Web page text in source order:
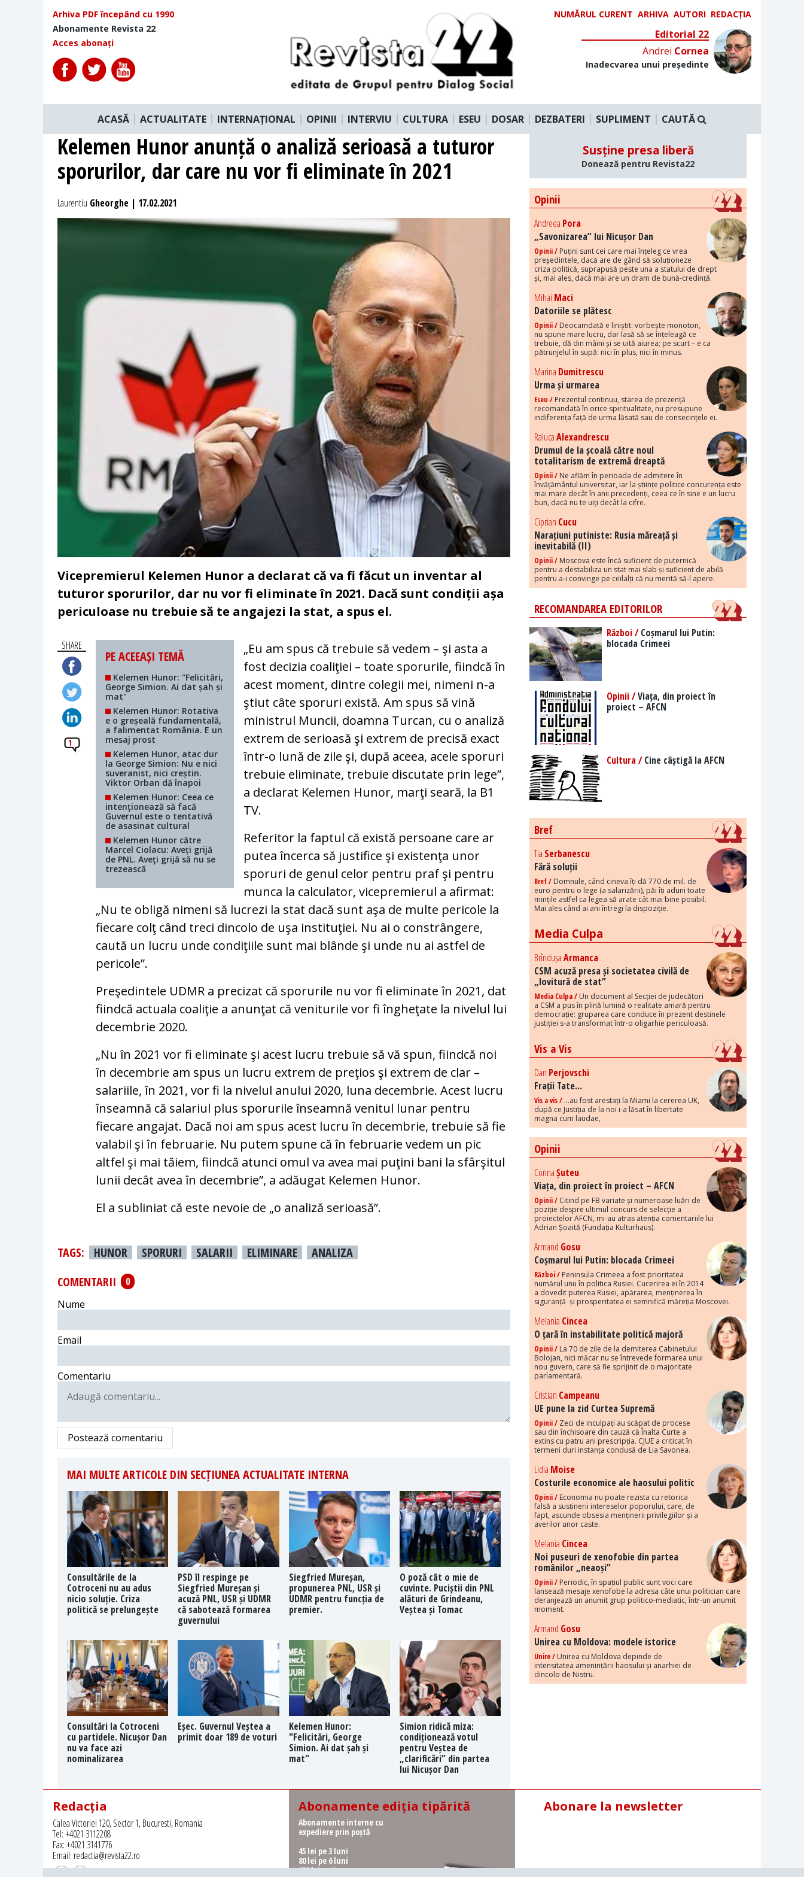
Arhiva PDF începând cu 1990
Abonamente Revista 22
Acces abonați
NUMĂRUL CURENT ARHIVA AUTORI REDACȚIA
Editorial 22
Andrei Cornea
Inadecvarea unui președinte
ACASĂ ACTUALITATE INTERNAȚIONAL OPINII INTERVIU CULTURA ESEU DOSAR DEZBATERI SUPLIMENT CAUTĂ
Kelemen Hunor anunță o analiză serioasă a tuturor
sporurilor, dar care nu vor fi eliminate în 2021
Laurentiu Gheorghe | 17.02.2021
Vicepremierul Kelemen Hunor a declarat că va fi făcut un inventar al
tuturor sporurilor, dar nu vor fi eliminate în 2021. Dacă sunt condiții așa
periculoase nu trebuie să te angajezi la stat, a spus el.
SHARE
1
PE ACEEAȘI TEMĂ
Kelemen Hunor: "Felicitări,
George Simion. Ai dat șah și
mat"
Kelemen Hunor: Rotativa
e o greșeală fundamentală,
a falimentat România. E un
mesaj prost
Kelemen Hunor, atac dur
la George Simion: Nu e nici
suveranist, nici creștin.
Viktor Orban dă înapoi
Kelemen Hunor: Ceea ce
intenţionează să facă
Guvernul este o tentativă
de asasinat cultural
Kelemen Hunor către
Marcel Ciolacu: Aveți grijă
de PNL. Aveţi grijă să nu se
trezească
„Eu am spus că trebuie să vedem – şi asta a
fost decizia coaliţiei – toate sporurile, fiindcă în
acest moment, dintre colegii mei, nimeni n-a
ştiut câte sporuri există. Am spus să vină
ministrul Muncii, doamna Turcan, cu o analiză
extrem de serioasă şi extrem de precisă exact
într-o lună de zile şi, după aceea, acele sporuri
trebuie eliminate, trebuie discutate prin lege”,
a declarat Kelemen Hunor, marţi seară, la B1
TV.
Referitor la faptul că există persoane care ar
putea încerca să justifice şi existenţa unor
sporuri de genul celor pentru praf şi pentru
munca la calculator, vicepremierul a afirmat:
„Nu te obligă nimeni să lucrezi la stat dacă sunt aşa de multe pericole la
fiecare colţ când treci dincolo de uşa instituţiei. Nu ai o constrângere,
caută un lucru unde condiţiile sunt mai blânde şi unde nu ai astfel de
pericole”.
Preşedintele UDMR a precizat că sporurile nu vor fi eliminate în 2021, dat
fiindcă actuala coaliţie a anunţat că veniturile vor fi îngheţate la nivelul lui
decembrie 2020.
„Nu în 2021 vor fi eliminate şi acest lucru trebuie să vă spun, fiindcă noi
în decembrie am spus un lucru extrem de preţios şi extrem de clar –
salariile, în 2021, vor fi la nivelul anului 2020, luna decembrie. Acest lucru
înseamnă că salariul plus sporurile înseamnă venitul lunar pentru
fiecare angajat. Dacă noi am spus acest lucru în decembrie, trebuie să fie
valabil şi în februarie. Nu putem spune că în februarie vedem un pic
altfel şi mai tăiem, fiindcă atunci omul va avea mai puţini bani la sfârşitul
lunii decât avea în decembrie”, a adăugat Kelemen Hunor.
El a subliniat că este nevoie de „o analiză serioasă”.
TAGS: HUNOR SPORURI SALARII ELIMINARE
ANALIZA
COMENTARII
0
Nume
Email
Comentariu
Postează comentariu
MAI MULTE ARTICOLE DIN SECȚIUNEA ACTUALITATE INTERNA
Consultările de la
Cotroceni nu au adus
nicio soluție. Criza
politică se prelungește
PSD îl respinge pe
Siegfried Mureșan și
acuză PNL, USR și UDMR
că sabotează formarea
guvernului
Siegfried Mureșan,
propunerea PNL, USR și
UDMR pentru funcția de
premier.
O poză cât o mie de
cuvinte. Puciștii din PNL
alături de Grindeanu,
Veștea și Tomac
Consultări la Cotroceni
cu partidele. Nicușor Dan
nu va face azi
nominalizarea
Eșec. Guvernul Veștea a
primit doar 189 de voturi
Kelemen Hunor:
"Felicitări, George
Simion. Ai dat șah și
mat"
Simion ridică miza:
condiționează votul
pentru Veștea de
„clarificări” din partea
lui Nicușor Dan
Susține presa liberă
Donează pentru Revista22
Opinii
Andreea Pora
„Savonizarea” lui Nicușor Dan
Opinii / Puțini sunt cei care mai înțeleg ce vrea
președintele, dacă are de gând să soluționeze
criza politică, suprapusă peste una a statului de drept
și, mai ales, dacă mai are un dram de bună-credință.
Mihai Maci
Datoriile se plătesc
Opinii / Deocamdată e liniștit: vorbește monoton,
nu spune mare lucru, dar lasă să se înțeleagă ce
trebuie, dă din mâini și se uită aiurea; pe scurt – e ca
pătrunjelul în supă: nici în plus, nici în minus.
Marina Dumitrescu
Urma și urmarea
Eseu / Prezentul continuu, starea de prezență
recomandată în orice spiritualitate, nu presupune
indiferența față de urma lăsată sau de consecințele ei.
RalucaAlexandrescu
Drumul de la școală către noul
totalitarism de extremă dreaptă
Opinii / Ne aflăm în perioada de admitere în
învățământul universitar, iar la științe politice concurența este
mai mare decât în anii precedenți, ceea ce în sine e un lucru
bun, dacă nu te uiți decât la cifre.
Ciprian Cucu
Narațiuni putiniste: Rusia măreață și
inevitabilă (II)
Opinii / Moscova este încă suficient de puternică
pentru a destabiliza un stat mai slab și suficient de abilă
pentru a-i convinge pe ceilalți că nu merită să-l apere.
RECOMANDAREA EDITORILOR
Război /Coșmarul lui Putin:
blocada Crimeei
Opinii /Viața, din proiect în
proiect – AFCN
Cultura /Cine câștigă la AFCN
Bref
Tia Serbanescu
Fără soluții
Bref / Domnule, când cineva îți dă 770 de mil. de
euro pentru o lege (a salarizării), păi îți aduni toate
mințile astfel ca legea să arate cât mai bine posibil.
Mai ales când ai ani întregi la dispoziție.
Media Culpa
BrîndușaArmanca
CSM acuză presa și societatea civilă de
„lovitură de stat”
Media Culpa / Un document al Secției de judecători
a CSM a pus în plină lumină o realitate amară pentru
democrație: gruparea care conduce în prezent destinele
justiției s-a transformat într-o oligarhie periculoasă.
Vis a Vis
Dan Perjovschi
Frații Tate...
Vis a vis / ...au fost arestați la Miami la cererea UK,
după ce Justiția de la noi i-a lăsat în libertate
magna cum laudae,
Opinii
CorinaȘuteu
Viața, din proiect în proiect – AFCN
Opinii / Citind pe FB variate și numeroase luări de
poziție despre ultimul concurs de selecție a
proiectelor AFCN, mi-au atras atenția comentariile lui
Adrian Șoaită (Fundația Kulturhaus).
Armand Gosu
Coșmarul lui Putin: blocada Crimeei
Război / Peninsula Crimeea a fost prioritatea
numărul unu în politica Rusiei. Cucerirea ei în 2014
a dovedit puterea Rusiei, apărarea, menținerea în
siguranță și prosperitatea ei semnifică măreția Moscovei.
Melania Cincea
O țară în instabilitate politică majoră
Opinii / La 70 de zile de la demiterea Cabinetului
Bolojan, nici măcar nu se întrevede formarea unui
nou guvern, care să fie sprijinit de o majoritate
parlamentară.
Cristian Campeanu
UE pune la zid Curtea Supremă
Opinii / Zeci de inculpați au scăpat de procese
sau din închisoare din cauză că Înalta Curte a
extins cu patru ani prescripția. CJUE a criticat în
termeni duri instanța condusă de Lia Savonea.
Lidia Moise
Costurile economice ale haosului politic
Opinii / Economia nu poate rezista cu retorica
falsă a susținerii intereselor poporului, care, de
fapt, ascunde obsesia menținerii privilegiilor și a
averilor unor caste.
Melania Cincea
Noi puseuri de xenofobie din partea
românilor „neaoși”
Opinii / Periodic, în spațiul public sunt voci care
lansează mesaje xenofobe la adresa câte unui politician care
deranjează un anumit grup politico-mediatic, într-un anumit
moment.
Armand Gosu
Unirea cu Moldova: modele istorice
Unire / Unirea cu Moldova depinde de
intensitatea amenințării haosului și anarhiei de
dincolo de Nistru.
Redacția
Calea Victoriei 120, Sector 1, Bucuresti, Romania
Tel: +4021 3112208
Fax: +4021 3141776
Email: redactia@revista22.ro
Abonamente ediția tipărită
Abonamente interne cu
expediere prin poștă
45 lei pe 3 luni
80 lei pe 6 luni
150 lei pe 1 an
Abonare la newsletter